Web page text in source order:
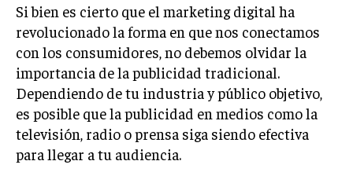
TRANSFORMACIÓN DIGITAL
ANALÍTICA EMPRESARIAL Y BUSINESS
INTELLIGENCE
CIBERSEGURIDAD EMPRESARIAL
ESTRATEGIA
EMPRESAS FAMILIARES Y SUCESIÓN
GESTIÓN DEL RIESGO EMPRESARIAL
Si bien es cierto que el marketing digital ha
revolucionado la forma en que nos conectamos
con los consumidores, no debemos olvidar la
importancia de la publicidad tradicional.
Dependiendo de tu industria y público objetivo,
es posible que la publicidad en medios como la
televisión, radio o prensa siga siendo efectiva
para llegar a tu audiencia.